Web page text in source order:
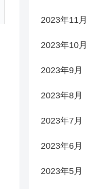
2023年11月
2023年10月
2023年9月
2023年8月
2023年7月
2023年6月
2023年5月